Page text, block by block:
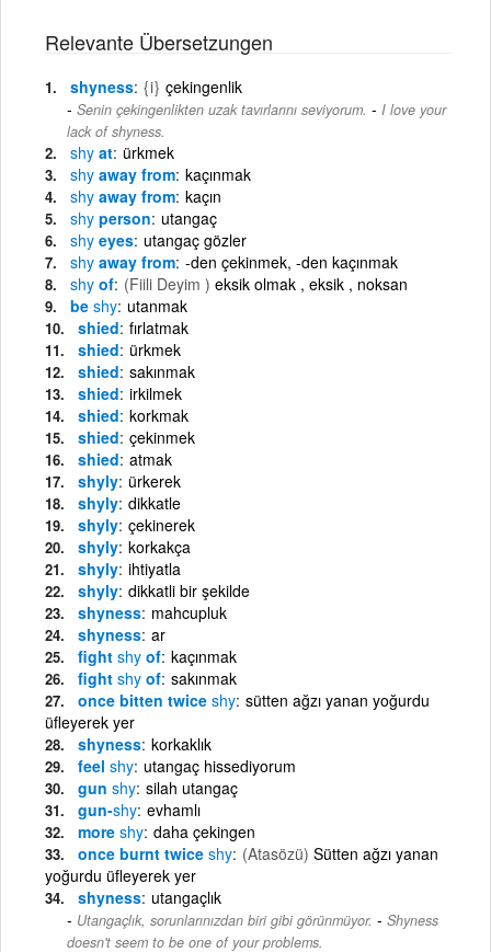
Relevante Übersetzungen
shyness {i} çekingenlik
Senin çekingenlikten uzak tavırlarını seviyorum. - I love your
lack of shyness.
shy at ürkmek
shy away from kaçınmak
shy away from kaçın
shy person utangaç
shy eyes utangaç gözler
shy away from -den çekinmek, -den kaçınmak
shy of (Fiili Deyim ) eksik olmak , eksik , noksan
be shy utanmak
shied fırlatmak
shied ürkmek
shied sakınmak
shied irkilmek
shied korkmak
shied çekinmek
shied atmak
shyly ürkerek
shyly dikkatle
shyly çekinerek
shyly korkakça
shyly ihtiyatla
shyly dikkatli bir şekilde
shyness mahcupluk
shyness ar
fight shy of kaçınmak
fight shy of sakınmak
once bitten twice shy sütten ağzı yanan yoğurdu
üfleyerek yer
shyness korkaklık
feel shy utangaç hissediyorum
gun shy silah utangaç
gun-shy evhamlı
more shy daha çekingen
once burnt twice shy (Atasözü) Sütten ağzı yanan
yoğurdu üfleyerek yer
shyness utangaçlık
Utangaçlık, sorunlarınızdan biri gibi görünmüyor. - Shyness
doesn't seem to be one of your problems.